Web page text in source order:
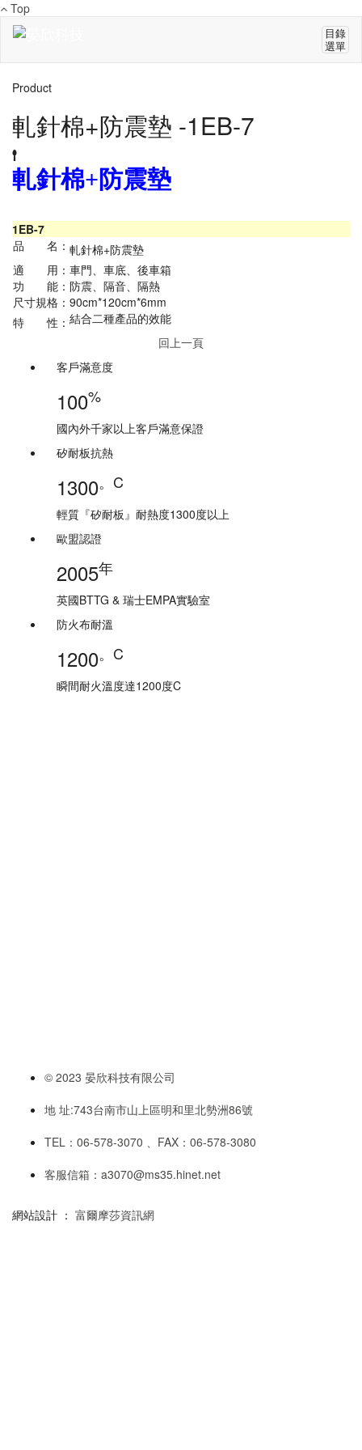
Top
目錄
選單
Product
軋針棉+防震墊 -1EB-7
軋針棉+防震墊
1EB-7
品 名： 軋針棉+防震墊
適 用： 車門、車底、後車箱
功 能： 防震、隔音、隔熱
尺寸規格： 90cm*120cm*6mm
特 性： 結合二種產品的效能
回上一頁
客戶滿意度
100%
國內外千家以上客戶滿意保證
矽耐板抗熱
1300。C
輕質『矽耐板』耐熱度1300度以上
歐盟認證
2005年
英國BTTG & 瑞士EMPA實驗室
防火布耐溫
1200。C
瞬間耐火溫度達1200度C
© 2023 晏欣科技有限公司
地 址:743台南市山上區明和里北勢洲86號
TEL：06-578-3070 、FAX：06-578-3080
客服信箱：a3070@ms35.hinet.net
網站設計 ： 富爾摩莎資訊網